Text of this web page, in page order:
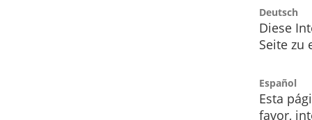
Deutsch
Diese
Seite zu
Español
Esta
favor,